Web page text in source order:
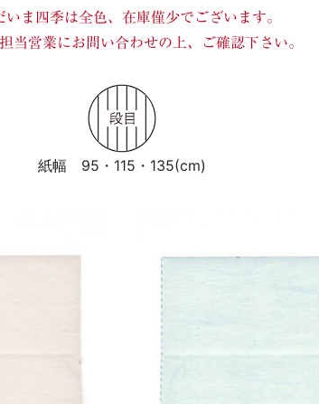
ま四季は全色、在庫僅少でございます。
当営業にお問い合わせの上、ご確認下さい。
紙幅 95・115・135(cm)